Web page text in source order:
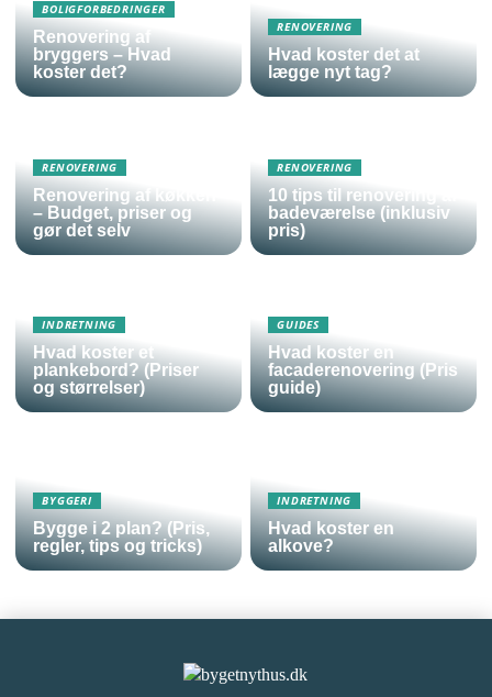
BOLIGFORBEDRINGER
Renovering af
bryggers – Hvad
koster det?
RENOVERING
Hvad koster det at
lægge nyt tag?
RENOVERING
Renovering af køkken
– Budget, priser og
gør det selv
RENOVERING
10 tips til renovering af
badeværelse (inklusiv
pris)
INDRETNING
Hvad koster et
plankebord? (Priser
og størrelser)
GUIDES
Hvad koster en
facaderenovering (Pris
guide)
BYGGERI
Bygge i 2 plan? (Pris,
regler, tips og tricks)
INDRETNING
Hvad koster en
alkove?